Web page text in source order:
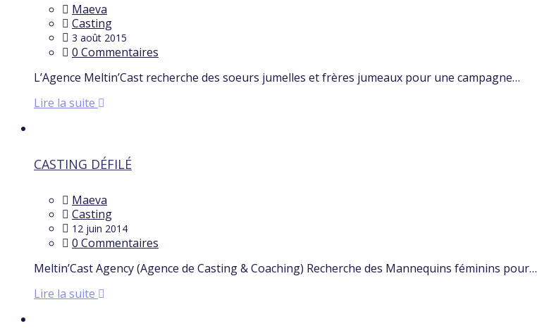
Maeva
Casting
3 août 2015
0 Commentaires
L’Agence Meltin’Cast recherche des soeurs jumelles et frères jumeaux pour une campagne…
Lire la suite
CASTING DÉFILÉ
Maeva
Casting
12 juin 2014
0 Commentaires
Meltin’Cast Agency (Agence de Casting & Coaching) Recherche des Mannequins féminins pour…
Lire la suite